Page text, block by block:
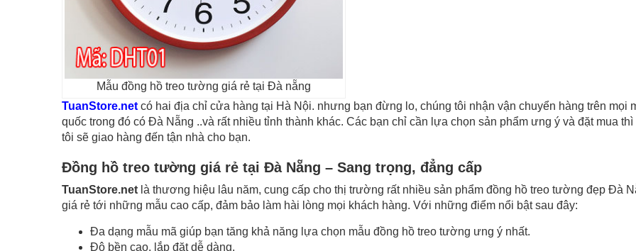
Mẫu đồng hồ treo tường giá rẻ tại Đà nẵng
TuanStore.net có hai địa chỉ cửa hàng tại Hà Nội. nhưng bạn đừng lo, chúng tôi nhận vận chuyển hàng trên mọi
quốc trong đó có Đà Nẵng ..và rất nhiều tỉnh thành khác. Các bạn chỉ cần lựa chọn sản phẩm ưng ý và đặt mua thì
tôi sẽ giao hàng đến tận nhà cho bạn.
Đồng hồ treo tường giá rẻ tại Đà Nẵng – Sang trọng, đẳng cấp
TuanStore.net là thương hiệu lâu năm, cung cấp cho thị trường rất nhiều sản phẩm đồng hồ treo tường đẹp Đà
giá rẻ tới những mẫu cao cấp, đảm bảo làm hài lòng mọi khách hàng. Với những điểm nổi bật sau đây:
Đa dạng mẫu mã giúp bạn tăng khả năng lựa chọn mẫu đồng hồ treo tường ưng ý nhất.
Độ bền cao, lắp đặt dễ dàng.